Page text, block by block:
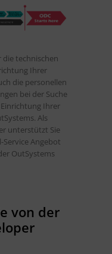
die technischen
Ihrer
die personellen
bei der Suche
Ihrer
Als
unterstützt Sie
Service Angebot
OutSystems
von der